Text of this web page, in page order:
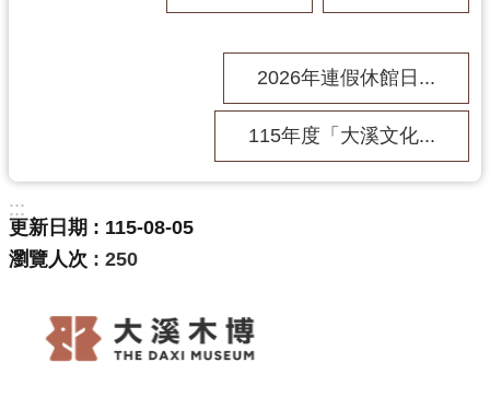
頁
網
2026年連假休館日...
115年度「大溪文化...
:::
更新日期
115-08-05
瀏覽人次
250